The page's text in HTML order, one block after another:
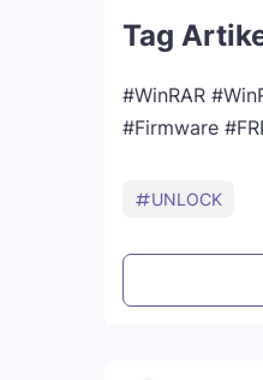
Tag
#WinRAR
#Firmware
UNLOCK